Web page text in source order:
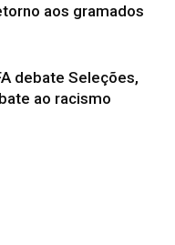
aos gramados
debate Seleções,
ao racismo